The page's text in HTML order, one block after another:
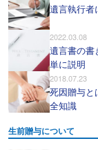
遺言執行者
2022.03.08
遺言書の書
単に説明
2018.07.23
死因贈与と
全知識
生前贈与について